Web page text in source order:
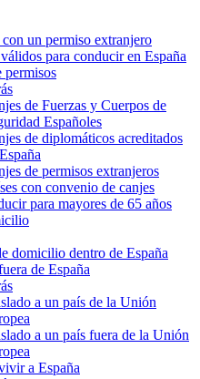
un permiso extranjero
para conducir en España
permisos
de Fuerzas y Cuerpos de
Españoles
de diplomáticos acreditados
de permisos extranjeros
con convenio de canjes
para mayores de 65 años
domicilio dentro de España
de España
a un país de la Unión
a un país fuera de la Unión
a España